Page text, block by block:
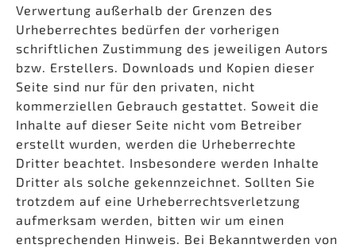
Verwertung außerhalb der Grenzen des
Urheberrechtes bedürfen der vorherigen
schriftlichen Zustimmung des jeweiligen Autors
bzw. Erstellers. Downloads und Kopien dieser
Seite sind nur für den privaten, nicht
kommerziellen Gebrauch gestattet. Soweit die
Inhalte auf dieser Seite nicht vom Betreiber
erstellt wurden, werden die Urheberrechte
Dritter beachtet. Insbesondere werden Inhalte
Dritter als solche gekennzeichnet. Sollten Sie
trotzdem auf eine Urheberrechtsverletzung
aufmerksam werden, bitten wir um einen
entsprechenden Hinweis. Bei Bekanntwerden von